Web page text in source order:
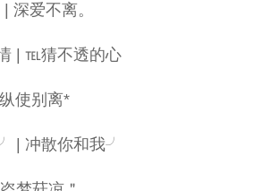
深爱不离。
| ℡猜不透的心
使别离*
| 冲散你和我╯